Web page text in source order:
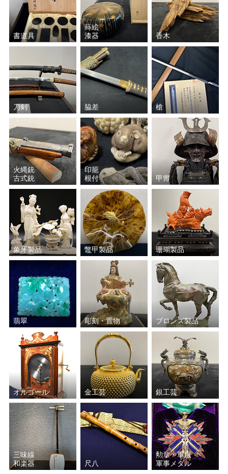
波多野 善蔵 山本 陶秀
楠部 彌弌 近藤 悠三
葉山 有樹 和田 桐山
島田 幸一 塚本治彦
岩田 藤七 加藤 唐九郎
清水 卯一 五十嵐 新平
永楽 善五郎 猪飼 祐一
鈴木 五郎 上田 直方
加藤 孝俊 加守田 章二
北大路 魯山人 黒木 国昭
八木 一夫 鈴木 藏
石黒 宗麿 中島 宏
薩摩ガラス工芸 金重 晃介
濱田(浜田) 庄司 沈壽官
エミール・ガレ 加藤孝造
瀧田 項一 谷本 光生
好本 宗峯 金城 次郎
書道具
蒔絵
漆器
香木
刀剣 脇差 槍
火縄銃
古式銃
印籠
根付
甲冑
象牙製品 鼈甲製品 珊瑚製品
翡翠 彫刻・置物 ブロンズ製品
オルゴール 金工芸 銀工芸
三味線
和楽器
尺八
勲章・軍服
軍事メダル